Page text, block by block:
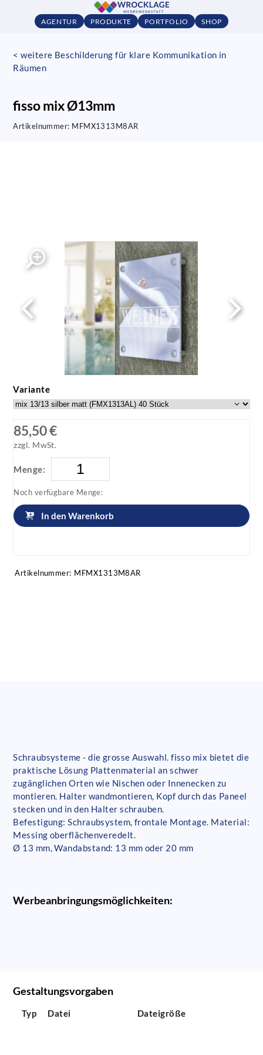
AGENTUR PRODUKTE PORTFOLIO SHOP
< weitere Beschilderung für klare Kommunikation in
Räumen
fisso mix Ø13mm
Artikelnummer: MFMX1313M8AR
Variante
85,50 €
zzgl. MwSt.
Menge:
Noch verfügbare Menge:
In den Warenkorb
Artikelnummer: MFMX1313M8AR
Schraubsysteme - die grosse Auswahl. fisso mix bietet die
praktische Lösung Plattenmaterial an schwer
zugänglichen Orten wie Nischen oder Innenecken zu
montieren. Halter wandmontieren, Kopf durch das Paneel
stecken und in den Halter schrauben.
Befestigung: Schraubsystem, frontale Montage. Material:
Messing oberflächenveredelt.
Ø 13 mm, Wandabstand: 13 mm oder 20 mm
Werbeanbringungsmöglichkeiten:
Gestaltungsvorgaben
Typ Datei Dateigröße